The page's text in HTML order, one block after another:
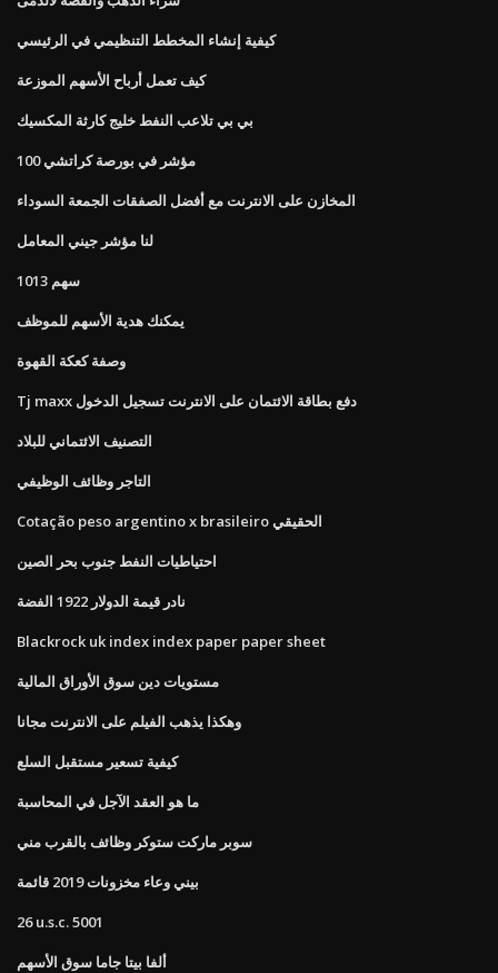
كيفية إنشاء المخطط التنظيمي في الرئيسي
كيف تعمل أرباح الأسهم الموزعة
بي بي تلاعب النفط خليج كارثة المكسيك
100 مؤشر في بورصة كراتشي
المخازن على الانترنت مع أفضل الصفقات الجمعة السوداء
لنا مؤشر جيني المعامل
سهم 1013
يمكنك هدية الأسهم للموظف
وصفة كعكة القهوة
Tj maxx دفع بطاقة الائتمان على الانترنت تسجيل الدخول
التصنيف الائتماني للبلاد
التاجر وظائف الوظيفي
Cotação peso argentino x brasileiro الحقيقي
احتياطيات النفط جنوب بحر الصين
نادر قيمة الدولار 1922 الفضة
Blackrock uk index index paper paper sheet
مستويات دين سوق الأوراق المالية
وهكذا يذهب الفيلم على الانترنت مجانا
كيفية تسعير مستقبل السلع
ما هو العقد الآجل في المحاسبة
سوبر ماركت ستوكر وظائف بالقرب مني
بيني وعاء مخزونات 2019 قائمة
26 u.s.c. 5001
ألفا بيتا جاما سوق الأسهم